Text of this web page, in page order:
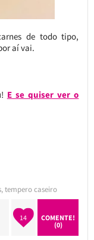
de todo tipo,
aí vai.
E se quiser ver o
,tempero caseiro
14
COMENTE!
(0)